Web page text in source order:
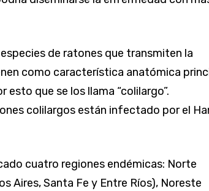
de ratones que transmiten la
como característica anatómica
esto que se los llama “colilargo”.
colilargos están infectado por el
cuatro regiones endémicas: Norte
Aires, Santa Fe y Entre Ríos), Noreste